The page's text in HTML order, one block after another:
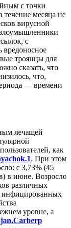
с точки
месяца не
вирусной
с
вредоносное
троянцы для
сказать, что
что,
— времени
лечащей
как
. При этом
с 3,73% (45
в июне. Возросло
различных
инфицированных
уровне, а